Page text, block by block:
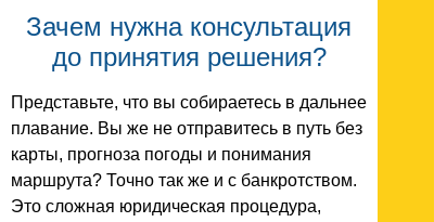
Зачем нужна консультация
до принятия решения?
Представьте, что вы собираетесь в дальнее
плавание. Вы же не отправитесь в путь без
карты, прогноза погоды и понимания
маршрута? Точно так же и с банкротством.
Это сложная юридическая процедура,